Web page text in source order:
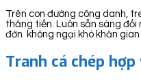
Trên con đường công danh,
thăng tiến. Luôn sẵn sàng
đớn không ngại khó khăn
Tranh cá chép